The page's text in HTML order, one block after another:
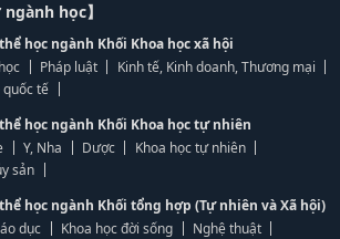
học】
học ngành Khối Khoa học xã hội
Pháp luật
Kinh tế, Kinh doanh, Thương mại
quốc tế
học ngành Khối Khoa học tự nhiên
Y, Nha Dược
Khoa học tự nhiên
sản
học ngành Khối tổng hợp (Tự nhiên và Xã hội)
dục
Khoa học đời sống
Nghệ thuật